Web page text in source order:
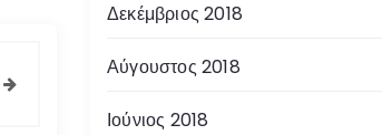
Δεκέμβριος 2018
Αύγουστος 2018
Ιούνιος 2018